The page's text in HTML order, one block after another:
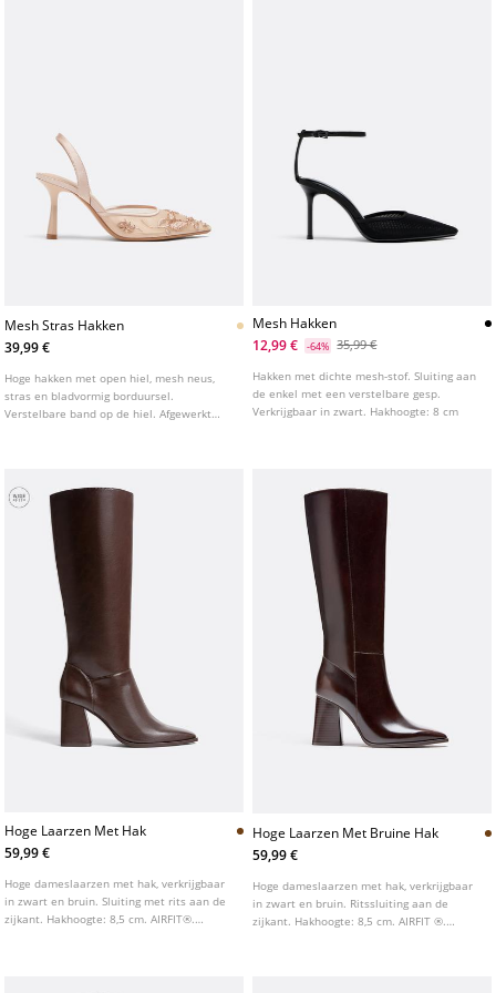
Mesh Stras Hakken
39,99 €
Hoge hakken met open hiel, mesh neus,
stras en bladvormig borduursel.
Verstelbare band op de hiel. Afgewerkt
Mesh Hakken
12,99 €
-64% 35,99 €
Hakken met dichte mesh-stof. Sluiting aan
de enkel met een verstelbare gesp.
Verkrijgbaar in zwart. Hakhoogte: 8 cm
Hoge Laarzen Met Hak
59,99 €
Hoge dameslaarzen met hak, verkrijgbaar
in zwart en bruin. Sluiting met rits aan de
zijkant. Hakhoogte: 8,5 cm. AIRFIT®.
Hoge Laarzen Met Bruine Hak
59,99 €
Hoge dameslaarzen met hak, verkrijgbaar
in zwart en bruin. Ritssluiting aan de
zijkant. Hakhoogte: 8,5 cm. AIRFIT ®.